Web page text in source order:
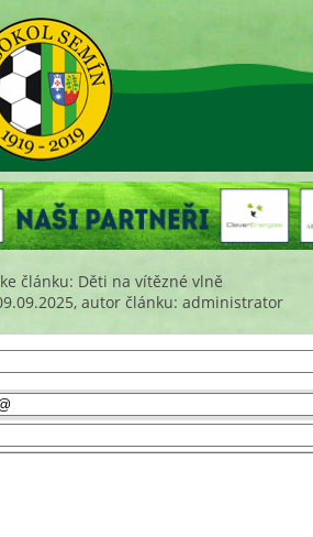
ke článku: Děti na vítězné vlně
autor článku: administrator